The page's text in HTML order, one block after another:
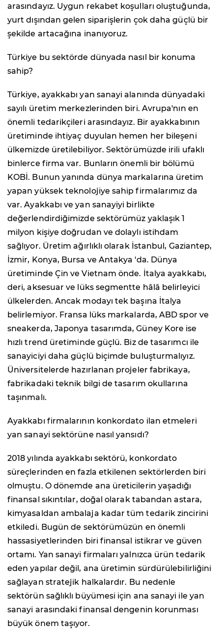
arasındayız. Uygun rekabet koşulları oluştuğunda,
yurt dışından gelen siparişlerin çok daha güçlü bir
şekilde artacağına inanıyoruz.
Türkiye bu sektörde dünyada nasıl bir konuma
sahip?
Türkiye, ayakkabı yan sanayi alanında dünyadaki
sayılı üretim merkezlerinden biri. Avrupa'nın en
önemli tedarikçileri arasındayız. Bir ayakkabının
üretiminde ihtiyaç duyulan hemen her bileşeni
ülkemizde üretilebiliyor. Sektörümüzde irili ufaklı
binlerce firma var. Bunların önemli bir bölümü
KOBİ. Bunun yanında dünya markalarına üretim
yapan yüksek teknolojiye sahip firmalarımız da
var. Ayakkabı ve yan sanayiyi birlikte
değerlendirdiğimizde sektörümüz yaklaşık 1
milyon kişiye doğrudan ve dolaylı istihdam
sağlıyor. Üretim ağırlıklı olarak İstanbul, Gaziantep,
İzmir, Konya, Bursa ve Antakya 'da. Dünya
üretiminde Çin ve Vietnam önde. ⁠İtalya ayakkabı,
deri, aksesuar ve lüks segmentte hâlâ belirleyici
ülkelerden. Ancak modayı tek başına İtalya
belirlemiyor. Fransa lüks markalarda, ABD spor ve
sneakerda, Japonya tasarımda, Güney Kore ise
hızlı trend üretiminde güçlü. Biz de tasarımcı ile
sanayiciyi daha güçlü biçimde buluşturmalıyız.
Üniversitelerde hazırlanan projeler fabrikaya,
fabrikadaki teknik bilgi de tasarım okullarına
taşınmalı.
Ayakkabı firmalarının konkordato ilan etmeleri
yan sanayi sektörüne nasıl yansıdı?
2018 yılında ayakkabı sektörü, konkordato
süreçlerinden en fazla etkilenen sektörlerden biri
olmuştu. O dönemde ana üreticilerin yaşadığı
finansal sıkıntılar, doğal olarak tabandan astara,
kimyasaldan ambalaja kadar tüm tedarik zincirini
etkiledi. Bugün de sektörümüzün en önemli
hassasiyetlerinden biri finansal istikrar ve güven
ortamı. Yan sanayi firmaları yalnızca ürün tedarik
eden yapılar değil, ana üretimin sürdürülebilirliğini
sağlayan stratejik halkalardır. Bu nedenle
sektörün sağlıklı büyümesi için ana sanayi ile yan
sanayi arasındaki finansal dengenin korunması
büyük önem taşıyor.